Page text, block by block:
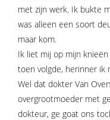
met zijn werk. Ik bukte
was alleen een soort
maar kom.
Ik liet mij op mijn
toen volgde, herinner ik
Wel dat dokter Van
overgrootmoeder met
dokteur, ge goat ons